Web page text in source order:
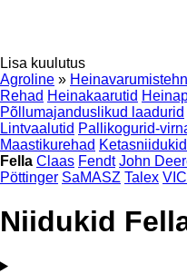
Lisa kuulutus
Agroline »
Rehad Heinakaarutid
Põllumajanduslikud laadurid
Lintvaalutid Pallikogurid-
Maastikurehad Ketasniidukid
Fella Claas Fendt John
Pöttinger SaMASZ Talex
Niidukid